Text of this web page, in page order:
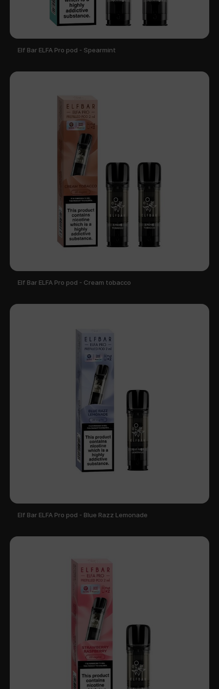
Elf Bar ELFA Pro pod - Spearmint
Elf Bar ELFA Pro pod - Cream tobacco
Elf Bar ELFA Pro pod - Blue Razz Lemonade